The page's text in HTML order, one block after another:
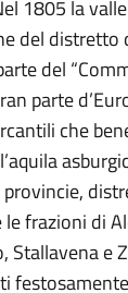
1805 la
del distretto
del
parte
che
frazioni di
Stallavena e